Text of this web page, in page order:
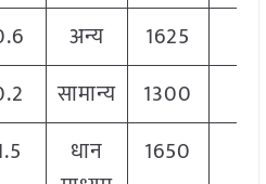
अन्य 1625
सामान्य 1300
धान
1650